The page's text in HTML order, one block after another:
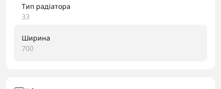
Тип радіатора
33
Ширина
700